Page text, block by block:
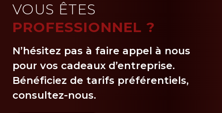
VOUS ÊTES
PROFESSIONNEL ?
N’hésitez pas à faire appel à nous
pour vos cadeaux d’entreprise.
Bénéficiez de tarifs préférentiels,
consultez-nous.